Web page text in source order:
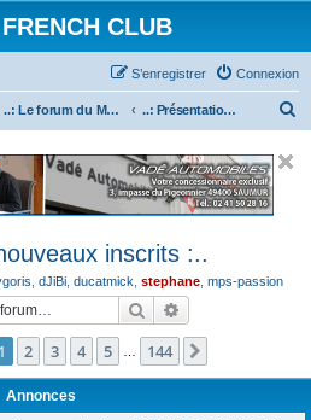
CLUB
Connexion
S’enregistrer
..: Le forum du Mazda French Club :.. ..: Présentation des nouveaux inscrits :..
inscrits :..
dJiBi ducatmick stephane mps-passion
Rechercher
1sur144
1 2 3 4 5 144
Annonces